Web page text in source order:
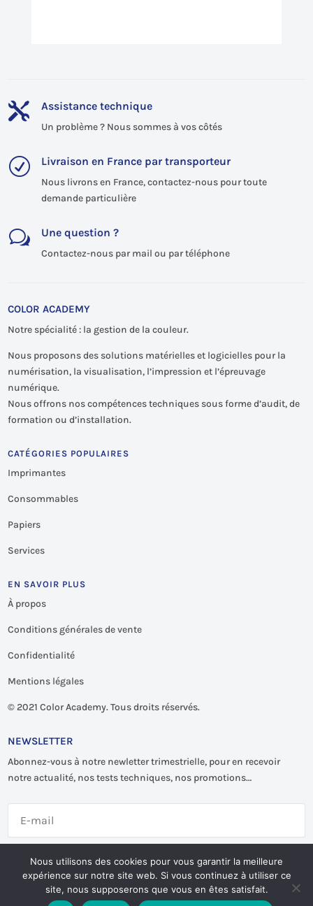
 Assistance technique
Un problème ? Nous sommes à vos côtés
R Livraison en France par transporteur
Nous livrons en France, contactez-nous pour toute
demande particulière
w Une question ?
Contactez-nous par mail ou par téléphone
COLOR ACADEMY
Notre spécialité : la gestion de la couleur.
Nous proposons des solutions matérielles et logicielles pour la
numérisation, la visualisation, l’impression et l’épreuvage
numérique.
Nous offrons nos compétences techniques sous forme d’audit, de
formation ou d’installation.
CATÉGORIES POPULAIRES
Imprimantes
Consommables
Papiers
Services
EN SAVOIR PLUS
À propos
Conditions générales de vente
Confidentialité
Mentions légales
© 2021 Color Academy. Tous droits réservés.
NEWSLETTER
Abonnez-vous à notre newletter trimestrielle, pour en recevoir
notre actualité, nos tests techniques, nos promotions…
S'abonner
Nous utilisons des cookies pour vous garantir la meilleure
expérience sur notre site web. Si vous continuez à utiliser ce
site, nous supposerons que vous en êtes satisfait.